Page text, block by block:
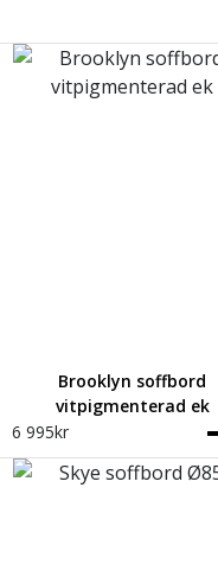
Brooklyn soffbord
vitpigmenterad ek
6 995kr